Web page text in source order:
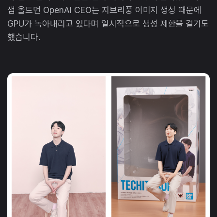
샘 올트먼 OpenAI CEO는 지브리풍 이미지 생성 때문에
GPU가 녹아내리고 있다며 일시적으로 생성 제한을 걸기도
했습니다.